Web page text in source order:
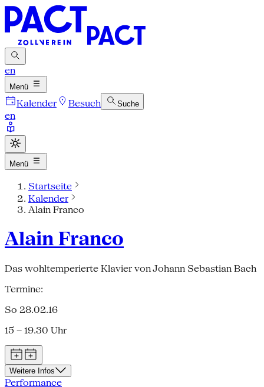
en
Menü
Kalender Besuch Suche
en
Menü
Startseite
Kalender
Alain Franco
Alain Franco
Das wohltemperierte Klavier von Johann Sebastian Bach
Termine:
So 28.02.16
15 – 19.30 Uhr
Weitere Infos
Performance